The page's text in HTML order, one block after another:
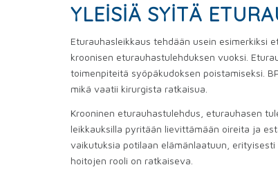
YLEISIÄ SYITÄ
Eturauhasleikkaus tehdään usein esimerkiksi
kroonisen eturauhastulehduksen vuoksi.
toimenpiteitä syöpäkudoksen poistamiseksi.
mikä vaatii kirurgista ratkaisua.
Krooninen eturauhastulehdus, eturauhasen
leikkauksilla pyritään lievittämään oireita ja
vaikutuksia potilaan elämänlaatuun,
hoitojen rooli on ratkaiseva.